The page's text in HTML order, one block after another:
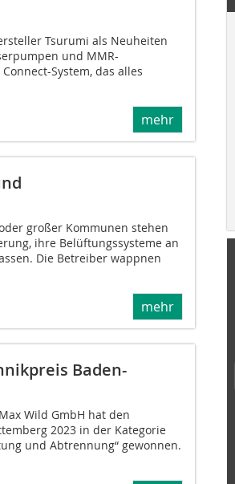
Tsurumi als Neuheiten
und MMR-
System, das alles
mehr
großer Kommunen stehen
ihre Belüftungssysteme an
Die Betreiber wappnen
mehr
Baden-
Wild GmbH hat den
2023 in der Kategorie
und Abtrennung“ gewonnen.